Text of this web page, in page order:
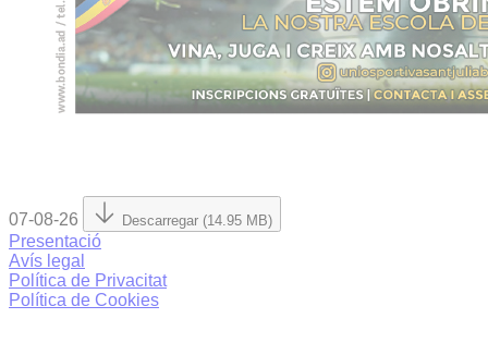
07-08-26 Descarregar (14.95 MB)
Presentació
Avís legal
Política de Privacitat
Política de Cookies